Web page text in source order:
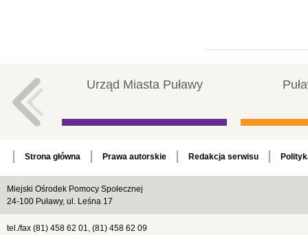
Urząd Miasta Puławy
Strona główna Prawa autorskie Redakcja serwisu
Miejski Ośrodek Pomocy Społecznej
24-100 Puławy, ul. Leśna 17
tel./fax (81) 458 62 01, (81) 458 62 09